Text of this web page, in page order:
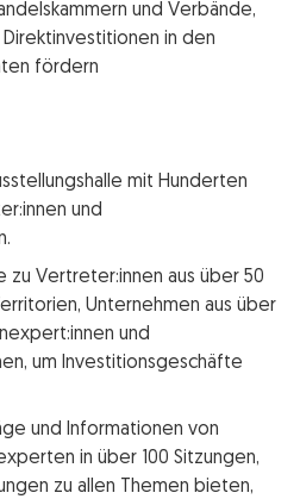
und Verbände,
in den
fördern
mit Hunderten
und
zu Vertreter:innen aus über 50
Unternehmen aus über
und
um Investitionsgeschäfte
und Informationen von
in über 100 Sitzungen,
zu allen Themen bieten,